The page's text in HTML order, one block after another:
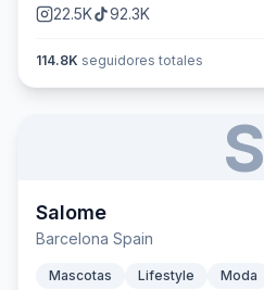
22.5K 92.3K
114.8K seguidores totales
S
Salome
Barcelona Spain
Mascotas Lifestyle Moda